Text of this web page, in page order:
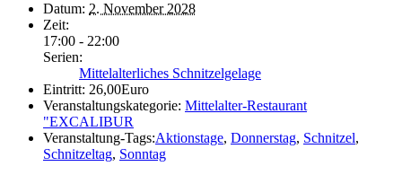
Datum: 2. November 2028
Zeit:
17:00 - 22:00
Serien:
Mittelalterliches Schnitzelgelage
Eintritt: 26,00Euro
Veranstaltungskategorie: Mittelalter-Restaurant
"EXCALIBUR
Veranstaltung-Tags:Aktionstage, Donnerstag, Schnitzel,
Schnitzeltag, Sonntag